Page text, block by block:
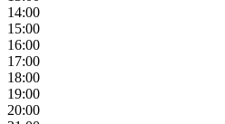
14:00
15:00
16:00
17:00
18:00
19:00
20:00